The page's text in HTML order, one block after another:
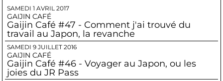
SAMEDI 1 AVRIL 2017
GAIJIN CAFÉ
Gaijin Café #47 - Comment j'ai trouvé du
travail au Japon, la revanche
SAMEDI 9 JUILLET 2016
GAIJIN CAFÉ
Gaijin Café #46 - Voyager au Japon, ou les
joies du JR Pass